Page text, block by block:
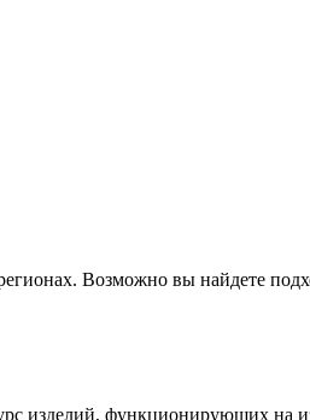
Возможно вы найдете
изделий, функционирующих на